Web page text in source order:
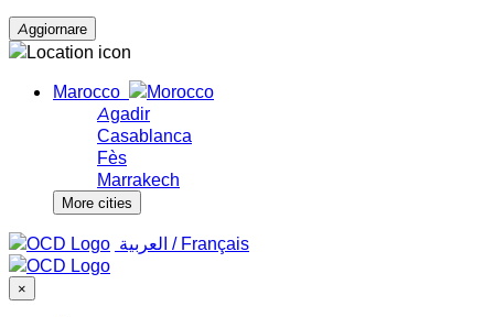
Marocco
Agadir
Casablanca
Fès
Marrakech
More cities
‏العربية ‏ / Français
×